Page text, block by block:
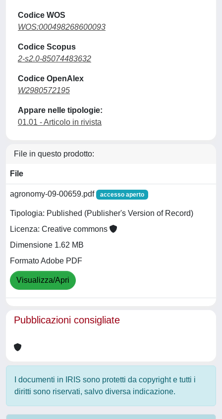
Codice WOS
WOS:000498268600093
Codice Scopus
2-s2.0-85074483632
Codice OpenAlex
W2980572195
Appare nelle tipologie:
01.01 - Articolo in rivista
File in questo prodotto:
File
agronomy-09-00659.pdf accesso aperto
Tipologia: Published (Publisher's Version of Record)
Licenza: Creative commons
Dimensione 1.62 MB
Formato Adobe PDF
Visualizza/Apri
Pubblicazioni consigliate
I documenti in IRIS sono protetti da copyright e tutti i
diritti sono riservati, salvo diversa indicazione.